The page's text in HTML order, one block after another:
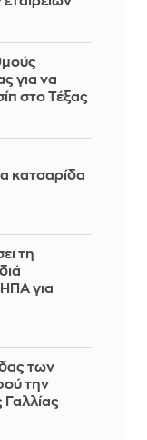
για να
στο Τέξας
κατσαρίδα
τη
για
των
την